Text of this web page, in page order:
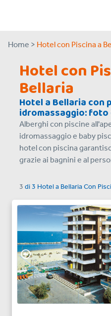
Home > Hotel con Piscina a
Hotel con
Bellaria
Hotel a Bellaria con
idromassaggio: foto
Alberghi con piscine
idromassaggio e baby
hotel con piscina
grazie ai bagnini e al
3 di3 Hotel a Bellaria Con